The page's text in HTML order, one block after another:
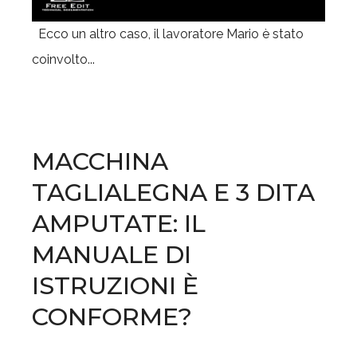
Ecco un altro caso, il lavoratore Mario è stato
coinvolto...
MACCHINA
TAGLIALEGNA E 3 DITA
AMPUTATE: IL
MANUALE DI
ISTRUZIONI È
CONFORME?